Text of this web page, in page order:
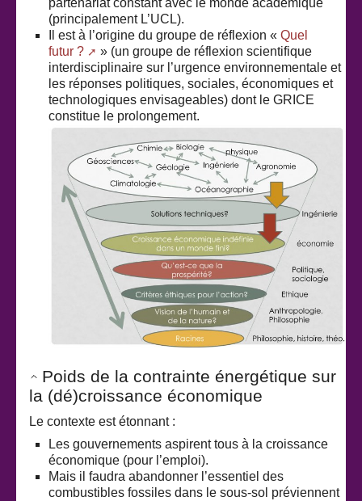
(principalement L’UCL).
Il est à l’origine du groupe de réflexion « Quel
futur ?
» (un groupe de réflexion scientifique
interdisciplinaire sur l’urgence environnementale et
les réponses politiques, sociales, économiques et
technologiques envisageables) dont le GRICE
constitue le prolongement.
Poids de la contrainte énergétique sur
la (dé)croissance économique
Le contexte est étonnant :
Les gouvernements aspirent tous à la croissance
économique (pour l’emploi).
Mais il faudra abandonner l’essentiel des
combustibles fossiles dans le sous-sol préviennent